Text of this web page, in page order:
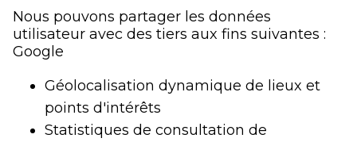
Nous pouvons partager les données
utilisateur avec des tiers aux fins suivantes :
Google
Géolocalisation dynamique de lieux et
points d'intérêts
Statistiques de consultation de